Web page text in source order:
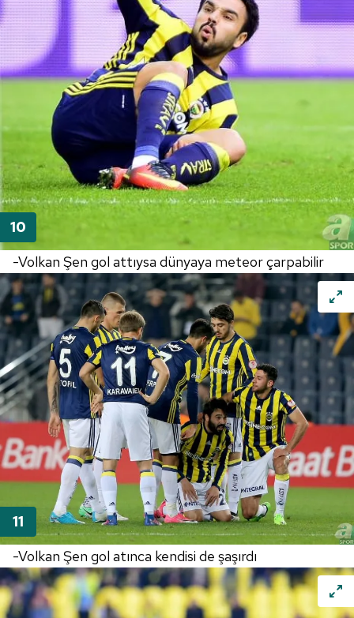
-Volkan Şen gol attıysa dünyaya meteor çarpabilir
-Volkan Şen gol atınca kendisi de şaşırdı